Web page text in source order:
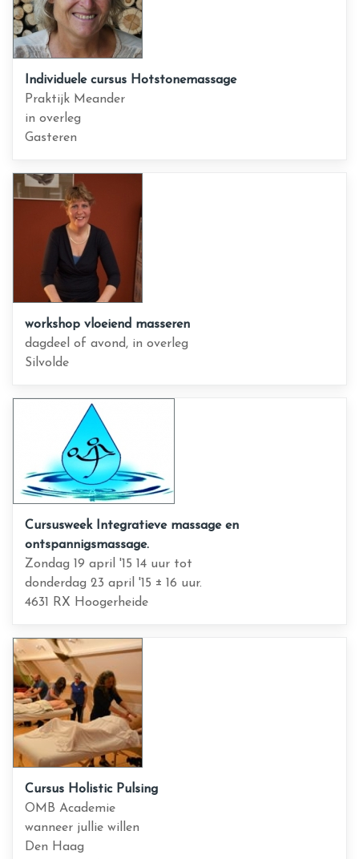
Individuele cursus Hotstonemassage
Praktijk Meander
in overleg
Gasteren
workshop vloeiend masseren
dagdeel of avond, in overleg
Silvolde
Cursusweek Integratieve massage en
ontspannigsmassage.
Zondag 19 april '15 14 uur tot
donderdag 23 april '15 ± 16 uur.
4631 RX Hoogerheide
Cursus Holistic Pulsing
OMB Academie
wanneer jullie willen
Den Haag